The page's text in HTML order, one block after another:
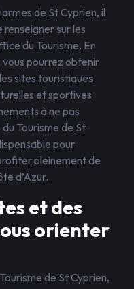
de St Cyprien, il
sur les
du Tourisme. En
pourrez obtenir
sites touristiques
et sportives
à ne pas
Tourisme de St
pour
pleinement de
d’Azur.
et des
orienter
de St Cyprien,